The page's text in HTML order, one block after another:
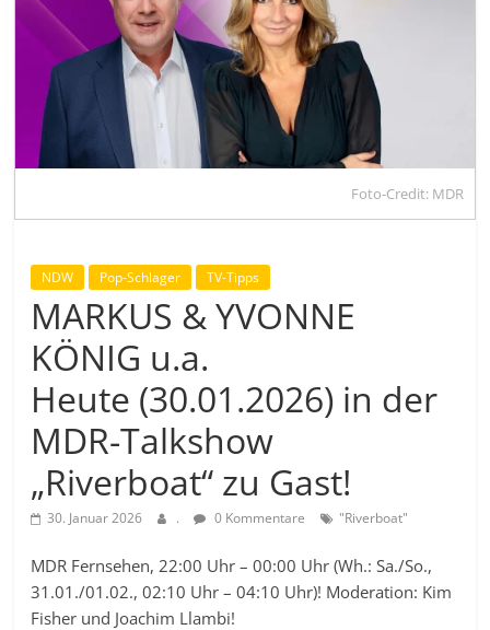
Foto-Credit: MDR
NDW Pop-Schlager TV-Tipps
MARKUS & YVONNE
KÖNIG u.a.
Heute (30.01.2026) in der
MDR-Talkshow
„Riverboat“ zu Gast!
30. Januar 2026 . 0 Kommentare "Riverboat"
MDR Fernsehen, 22:00 Uhr – 00:00 Uhr (Wh.: Sa./So.,
31.01./01.02., 02:10 Uhr – 04:10 Uhr)! Moderation: Kim
Fisher und Joachim Llambi!